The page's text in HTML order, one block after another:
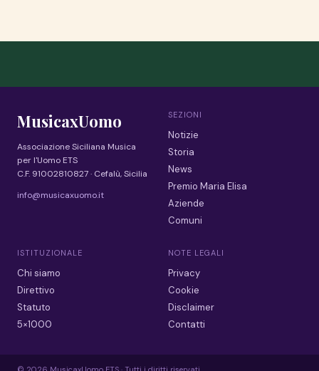
MusicaxUomo
Associazione Siciliana Musica
per l'Uomo ETS
C.F. 91002810827 · Cefalù, Sicilia
info@musicaxuomo.it
SEZIONI
Notizie
Storia
News
Premio Maria Elisa
Aziende
Comuni
ISTITUZIONALE
Chi siamo
Direttivo
Statuto
5×1000
NOTE LEGALI
Privacy
Cookie
Disclaimer
Contatti